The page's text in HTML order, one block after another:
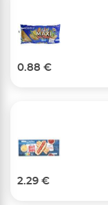
0.88 €
2.29 €